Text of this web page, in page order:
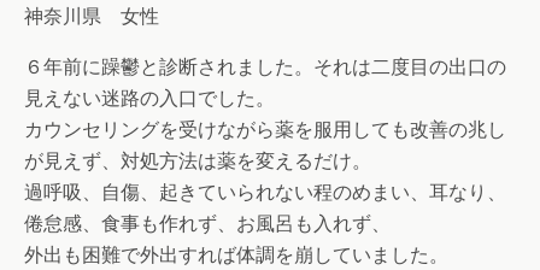
神奈川県 女性
６年前に躁鬱と診断されました。それは二度目の出口の
見えない迷路の入口でした。
カウンセリングを受けながら薬を服用しても改善の兆し
が見えず、対処方法は薬を変えるだけ。
過呼吸、自傷、起きていられない程のめまい、耳なり、
倦怠感、食事も作れず、お風呂も入れず、
外出も困難で外出すれば体調を崩していました。